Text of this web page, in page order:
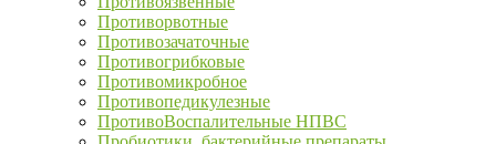
Противорвотные
Противозачаточные
Противогрибковые
Противомикробное
Противопедикулезные
ПротивоВоспалительные НПВС